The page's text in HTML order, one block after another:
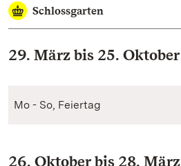
Schlossgarten
29. März bis 25. Oktober
Mo - So, Feiertag
26. Oktober bis 28. März